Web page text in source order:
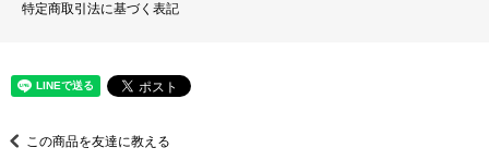
特定商取引法に基づく表記
この商品を友達に教える